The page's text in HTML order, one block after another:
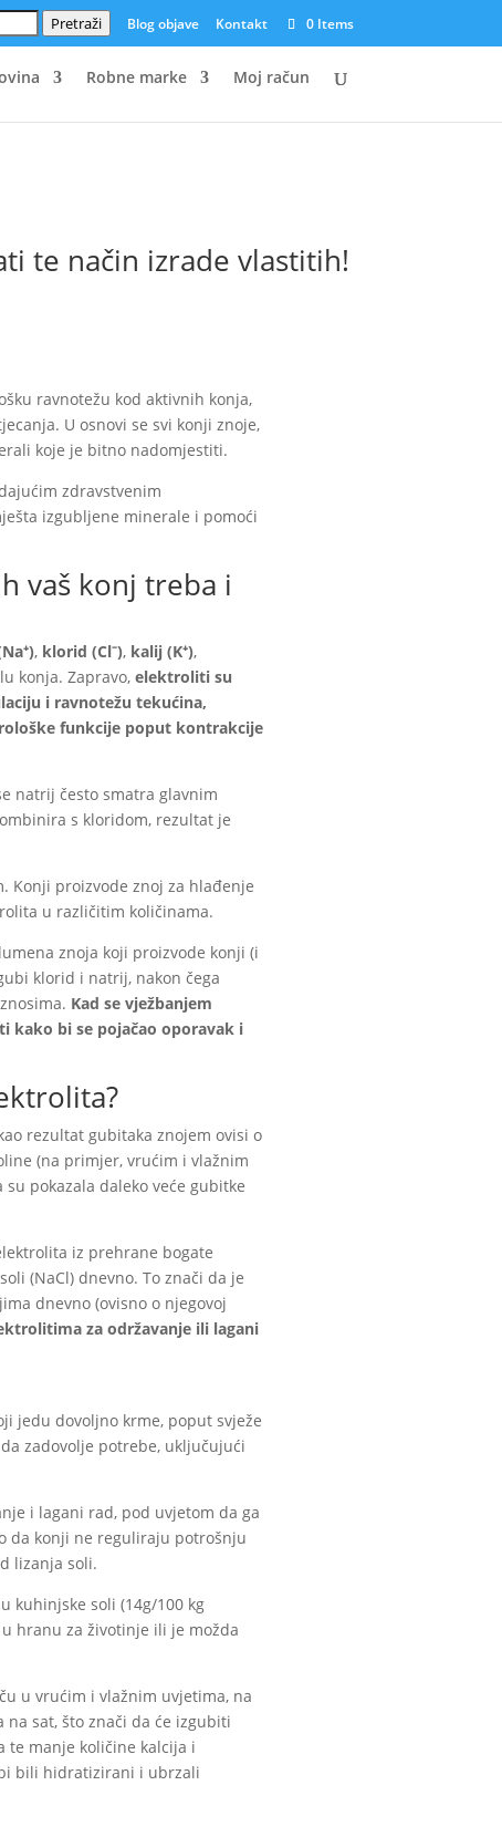
Pretraži Blog objave Kontakt 0 Items
Robne marke Moj račun
te način izrade vlastitih!
ravnotežu kod aktivnih konja,
U osnovi se svi konji znoje,
koje je bitno nadomjestiti.
zdravstvenim
izgubljene minerale i pomoći
vaš konj treba i
, klorid (Cl⁻), kalij (K⁺),
konja. Zapravo,elektroliti su
i ravnotežu tekućina,
funkcije poput kontrakcije
natrij često smatra glavnim
s kloridom, rezultat je
Konji proizvode znoj za hlađenje
u različitim količinama.
znoja koji proizvode konji (i
klorid i natrij, nakon čega
Kad se vježbanjem
kako bi se pojačao oporavak i
rezultat gubitaka znojem ovisi o
(na primjer, vrućim i vlažnim
pokazala daleko veće gubitke
iz prehrane bogate
(NaCl) dnevno. To znači da je
dnevno (ovisno o njegovoj
za održavanje ili lagani
jedu dovoljno krme, poput svježe
zadovolje potrebe, uključujući
i lagani rad, pod uvjetom da ga
da konji ne reguliraju potrošnju
lizanja soli.
kuhinjske soli (14g/100 kg
hranu za životinje ili je možda
u vrućim i vlažnim uvjetima, na
sat, što znači da će izgubiti
te manje količine kalcija i
bili hidratizirani i ubrzali